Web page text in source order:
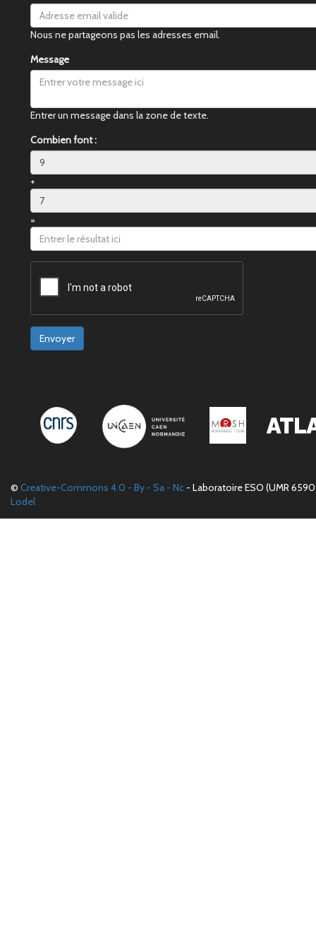
Nous ne partageons pas les adresses email.
Message
Entrer un message dans la zone de texte.
Combien font :
+
=
Envoyer
© Creative-Commons 4.0 - By - Sa - Nc - Laboratoire ESO (UMR
Lodel